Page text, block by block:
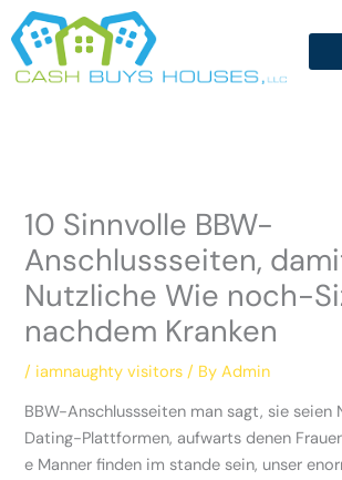
Skip
to
content
10 Sinnvolle BBW-
Anschlussseiten,
Nutzliche Wie noch-
nachdem Kranken
/ iamnaughty visitors / ByAdmin
BBW-Anschlussseiten man sagt, sie seien
Dating-Plattformen, aufwarts denen
e Manner finden im stande sein, unser